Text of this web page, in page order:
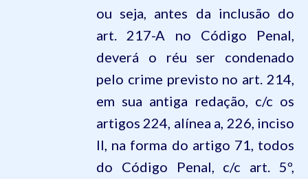
ou seja, antes da inclusão do
art. 217-A no Código Penal,
deverá o réu ser condenado
pelo crime previsto no art. 214,
em sua antiga redação, c/c os
artigos 224, alínea a, 226, inciso
II, na forma do artigo 71, todos
do Código Penal, c/c art.5º,